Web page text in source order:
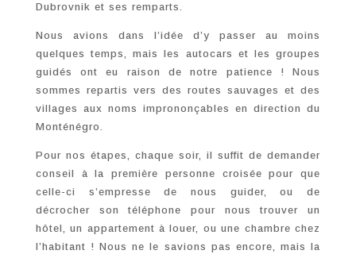
Dubrovnik et ses remparts.
Nous avions dans l’idée d’y passer au moins
quelques temps, mais les autocars et les groupes
guidés ont eu raison de notre patience ! Nous
sommes repartis vers des routes sauvages et des
villages aux noms imprononçables en direction du
Monténégro.
Pour nos étapes, chaque soir, il suffit de demander
conseil à la première personne croisée pour que
celle-ci s’empresse de nous guider, ou de
décrocher son téléphone pour nous trouver un
hôtel, un appartement à louer, ou une chambre chez
l’habitant ! Nous ne le savions pas encore, mais la